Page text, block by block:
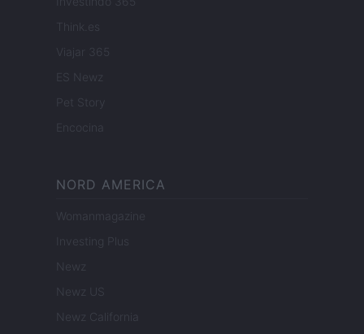
Think.es
Viajar 365
ES Newz
Pet Story
Encocina
NORD AMERICA
Womanmagazine
Investing Plus
Newz
Newz US
Newz California